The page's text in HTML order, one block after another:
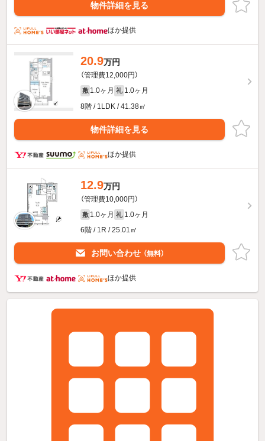
物件詳細を見る
ほか提供
20.9万円
（管理費12,000円）
敷 1.0ヶ月 礼 1.0ヶ月
8階 / 1LDK / 41.38㎡
物件詳細を見る
ほか提供
12.9万円
（管理費10,000円）
敷 1.0ヶ月 礼 1.0ヶ月
6階 / 1R / 25.01㎡
お問い合わせ （無料）
ほか提供